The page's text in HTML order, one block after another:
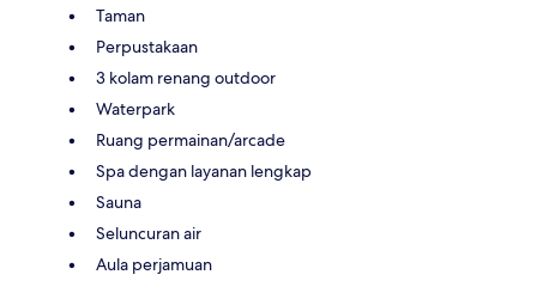
Taman
Perpustakaan
3 kolam renang outdoor
Waterpark
Ruang permainan/arcade
Spa dengan layanan lengkap
Sauna
Seluncuran air
Aula perjamuan